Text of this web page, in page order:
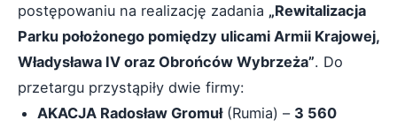
postępowaniu na realizację zadania „Rewitalizacja
Parku położonego pomiędzy ulicami Armii Krajowej,
Władysława IV oraz Obrońców Wybrzeża”. Do
przetargu przystąpiły dwie firmy:
AKACJA Radosław Gromuł(Rumia) – 3 560